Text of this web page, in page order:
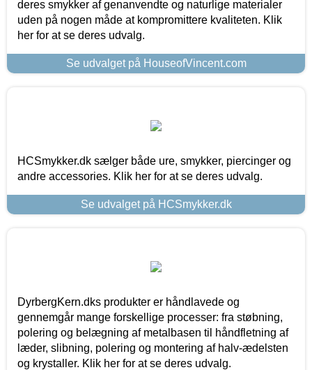
deres smykker af genanvendte og naturlige materialer
uden på nogen måde at kompromittere kvaliteten. Klik
her for at se deres udvalg.
Se udvalget på HouseofVincent.com
HCSmykker.dk sælger både ure, smykker, piercinger og
andre accessories. Klik her for at se deres udvalg.
Se udvalget på HCSmykker.dk
DyrbergKern.dks produkter er håndlavede og
gennemgår mange forskellige processer: fra støbning,
polering og belægning af metalbasen til håndfletning af
læder, slibning, polering og montering af halv-ædelsten
og krystaller. Klik her for at se deres udvalg.